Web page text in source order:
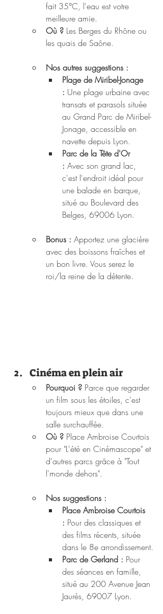
fait 35°C, l'eau est votre
meilleure amie.
Où ? Les Berges du Rhône ou
les quais de Saône.
Nos autres suggestions :
Plage de Miribel-Jonage
: Une plage urbaine avec
transats et parasols située
au Grand Parc de Miribel-
Jonage, accessible en
navette depuis Lyon.
Parc de la Tête d'Or
: Avec son grand lac,
c'est l'endroit idéal pour
une balade en barque,
situé au Boulevard des
Belges, 69006 Lyon.
Bonus : Apportez une glacière
avec des boissons fraîches et
un bon livre. Vous serez le
roi/la reine de la détente.
Cinéma en plein air
Pourquoi ? Parce que regarder
un film sous les étoiles, c'est
toujours mieux que dans une
salle surchauffée.
Où ? Place Ambroise Courtois
pour "L'été en Cinémascope" et
d'autres parcs grâce à "Tout
l'monde dehors".
Nos suggestions :
Place Ambroise Courtois
: Pour des classiques et
des films récents, située
dans le 8e arrondissement.
Parc de Gerland : Pour
des séances en famille,
situé au 200 Avenue Jean
Jaurès, 69007 Lyon.